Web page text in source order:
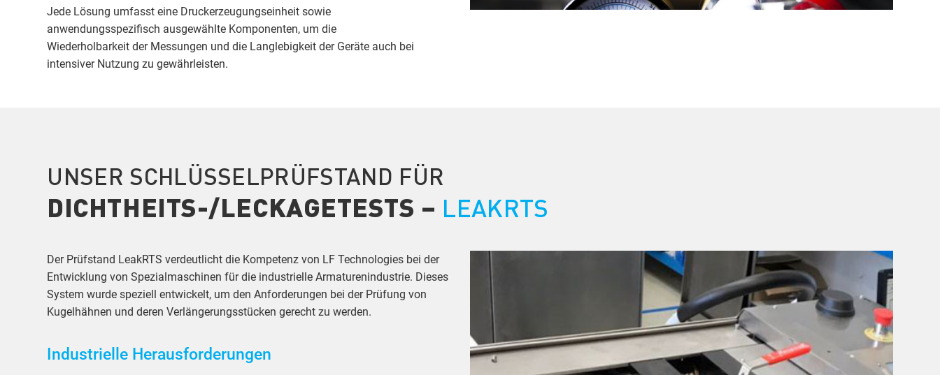
Jede Lösung umfasst eine Druckerzeugungseinheit sowie
anwendungsspezifisch ausgewählte Komponenten, um die
Wiederholbarkeit der Messungen und die Langlebigkeit der Geräte auch bei
intensiver Nutzung zu gewährleisten.
UNSER SCHLÜSSELPRÜFSTAND FÜR
DICHTHEITS-/LECKAGETESTS – LEAKRTS
Der Prüfstand LeakRTS verdeutlicht die Kompetenz von LF Technologies bei der
Entwicklung von Spezialmaschinen für die industrielle Armaturenindustrie. Dieses
System wurde speziell entwickelt, um den Anforderungen bei der Prüfung von
Kugelhähnen und deren Verlängerungsstücken gerecht zu werden.
Industrielle Herausforderungen